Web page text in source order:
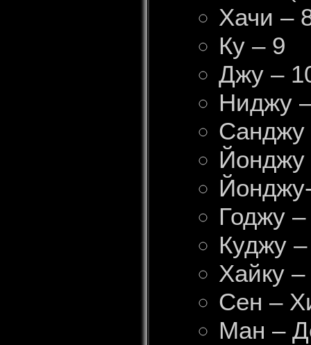
Хачи –
Ку – 9
Джу –
Ниджу
Санджу
Йонджу
Годжу –
Куджу
Хайку
Сен –
Ман –